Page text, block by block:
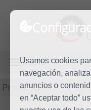
Usamos cookies
navegación,
anuncios o
en “Aceptar todo”
MENÚ
Predicación